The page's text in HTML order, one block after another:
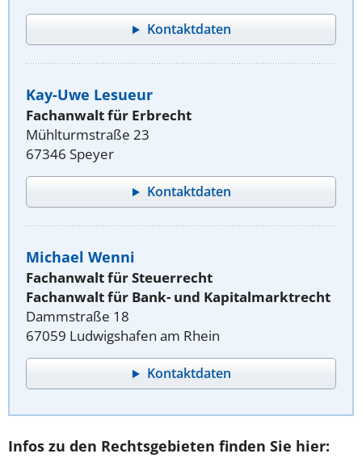
Kontaktdaten
Kay-Uwe Lesueur
Fachanwalt für Erbrecht
Mühlturmstraße 23
67346 Speyer
Kontaktdaten
Michael Wenni
Fachanwalt für Steuerrecht
Fachanwalt für Bank- und Kapitalmarktrecht
Dammstraße 18
67059 Ludwigshafen am Rhein
Kontaktdaten
Infos zu den Rechtsgebieten finden Sie hier: